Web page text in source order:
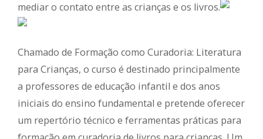
mediar o contato entre as crianças e os livros.
Chamado de Formação como Curadoria: Literatura
para Crianças, o curso é destinado principalmente
a professores de educação infantil e dos anos
iniciais do ensino fundamental e pretende oferecer
um repertório técnico e ferramentas práticas para